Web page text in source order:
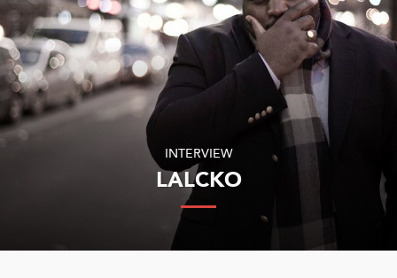
INTERVIEW
LALCKO